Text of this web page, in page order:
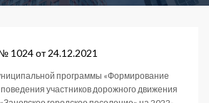
1024 от 24.12.2021
программы «Формирование
участников дорожного движения